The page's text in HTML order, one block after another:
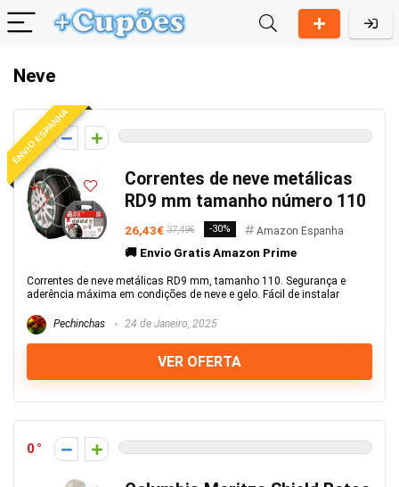
Neve
ENVIO ESPANHA
0
Correntes de neve metálicas
RD9 mm tamanho número 110
26,43€ 37,49€ -30% Amazon Espanha
🚚 Envio Gratis Amazon Prime
Correntes de neve metálicas RD9 mm, tamanho 110. Segurança e
aderência máxima em condições de neve e gelo. Fácil de instalar
Pechinchas 24 de Janeiro, 2025
VER OFERTA
0